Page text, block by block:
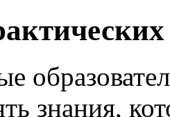
знания,